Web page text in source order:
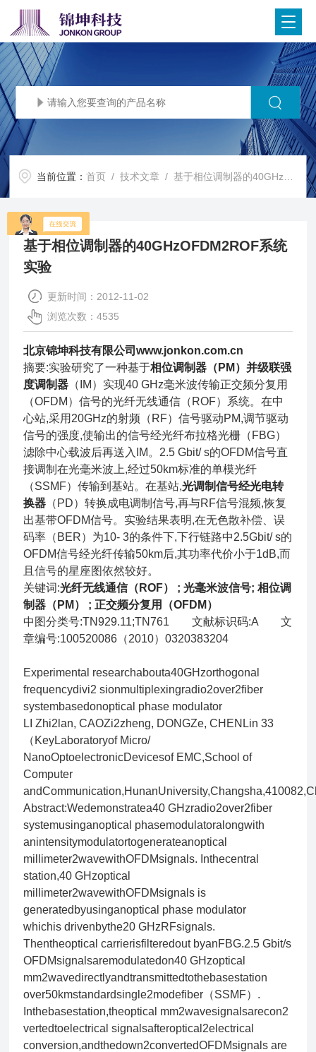
当前位置：首页 /技术文章 / 基于相位调制器的40GHzOFDM2ROF系统实验
基于相位调制器的40GHzOFDM2ROF系统
实验
更新时间：2012-11-02
浏览次数：4535
北京锦坤科技有限公司www.jonkon.com.cn
摘要:实验研究了一种基于相位调制器（PM）并级联强
度调制器 （IM）实现40 GHz毫米波传输正交频分复用
（OFDM）信号的光纤无线通信（ROF）系统。在中
心站,采用20GHz的射频（RF）信号驱动PM,调节驱动
信号的强度,使输出的信号经光纤布拉格光栅（FBG）
滤除中心载波后再送入IM。2.5 Gbit/ s的OFDM信号直
接调制在光毫米波上,经过50km标准的单模光纤
（SSMF）传输到基站。在基站,光调制信号经光电转
换器 （PD）转换成电调制信号,再与RF信号混频,恢复
出基带OFDM信号。实验结果表明,在无色散补偿、误
码率（BER）为10- 3的条件下,下行链路中2.5Gbit/ s的
OFDM信号经光纤传输50km后,其功率代价小于1dB,而
且信号的星座图依然较好。
关键词:光纤无线通信（ROF） ; 光毫米波信号; 相位调
制器（PM） ; 正交频分复用（OFDM）
中图分类号:TN929.11;TN761 文献标识码:A 文
章编号:100520086（2010）0320383204
Experimental researchabouta40GHzorthogonal
frequencydivi2 sionmultiplexingradio2over2fiber
systembasedonoptical phase modulator
LI Zhi2lan, CAOZi2zheng, DONGZe, CHENLin 33
（KeyLaboratoryof Micro/
NanoOptoelectronicDevicesof EMC,School of
Computer
Abstract:Wedemonstratea40 GHzradio2over2fiber
systemusinganoptical phasemodulatoralongwith
anintensitymodulatortogenerateanoptical
millimeter2wavewithOFDMsignals. Inthecentral
station,40 GHzoptical
millimeter2wavewithOFDMsignals is
generatedbyusinganoptical phase modulator
whichis drivenbythe20 GHzRFsignals.
Thentheoptical carrierisfilteredout byanFBG.2.5 Gbit/s
OFDMsignalsaremodulatedon40 GHzoptical
mm2wavedirectlyandtransmittedtothebasestation
over50kmstandardsingle2modefiber（SSMF）.
Inthebasestation,theoptical mm2wavesignalsarecon2
vertedtoelectrical signalsafteroptical2electrical
conversion,andthedown2convertedOFDMsignals are